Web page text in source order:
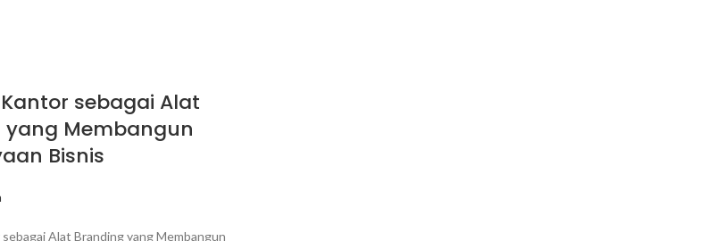
sebagai Alat
yang Membangun
Bisnis
Alat Branding yang Membangun